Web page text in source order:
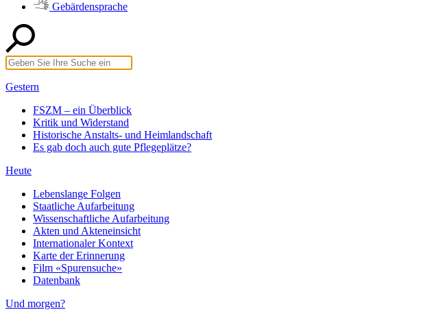
Gebärdensprache
Gestern
FSZM – ein Überblick
Kritik und Widerstand
Historische Anstalts- und Heimlandschaft
Es gab doch auch gute Pflegeplätze?
Heute
Lebenslange Folgen
Staatliche Aufarbeitung
Wissenschaftliche Aufarbeitung
Akten und Akteneinsicht
Internationaler Kontext
Karte der Erinnerung
Film «Spurensuche»
Datenbank
Und morgen?